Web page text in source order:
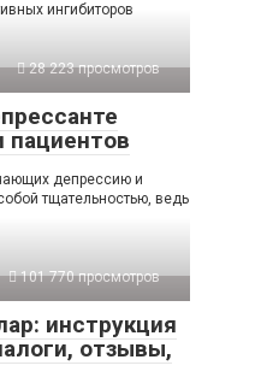
ингибиторов
28 223 просмотров
пациентов
депрессию и
тщательностью, ведь
101 770 просмотров
инструкция
отзывы,